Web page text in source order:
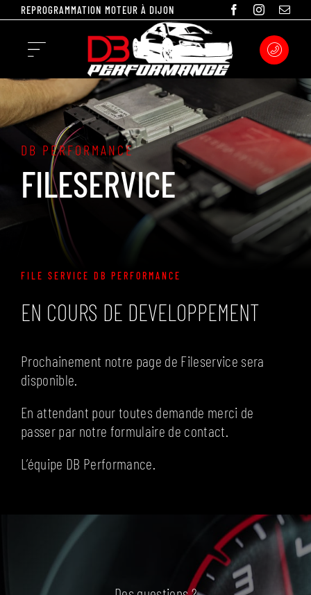
Passer
contenu
REPROGRAMMATION MOTEUR À DIJON
Toggle
Navigation
REPROGRAMMATION
CONVERSION ETHANOL
RÉPARATION ÉLECTRONIQUE
FILESERVICE
FAQ
CONTACT
DB PERFORMANCE
FILESERVICE
FILE SERVICE DB PERFORMANCE
EN COURS DE DEVELOPPEMENT
Prochainement notre page de Fileservice sera
disponible.
En attendant pour toutes demande merci de
passer par notre formulaire de contact.
L’équipe DB Performance.